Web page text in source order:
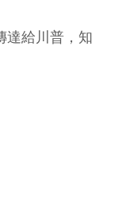
達給川普，知